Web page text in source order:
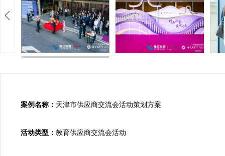
案例名称： 天津市供应商交流会活动策划方案
活动类型： 教育供应商交流会活动